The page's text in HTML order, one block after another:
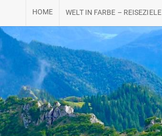
HOME WELT IN FARBE – REISEZIELE